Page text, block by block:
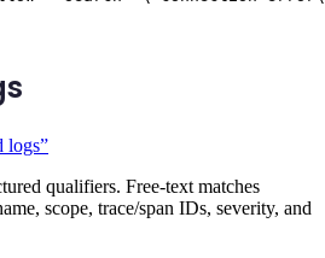
logs”
qualifiers. Free-text matches
scope, trace/span IDs, severity, and